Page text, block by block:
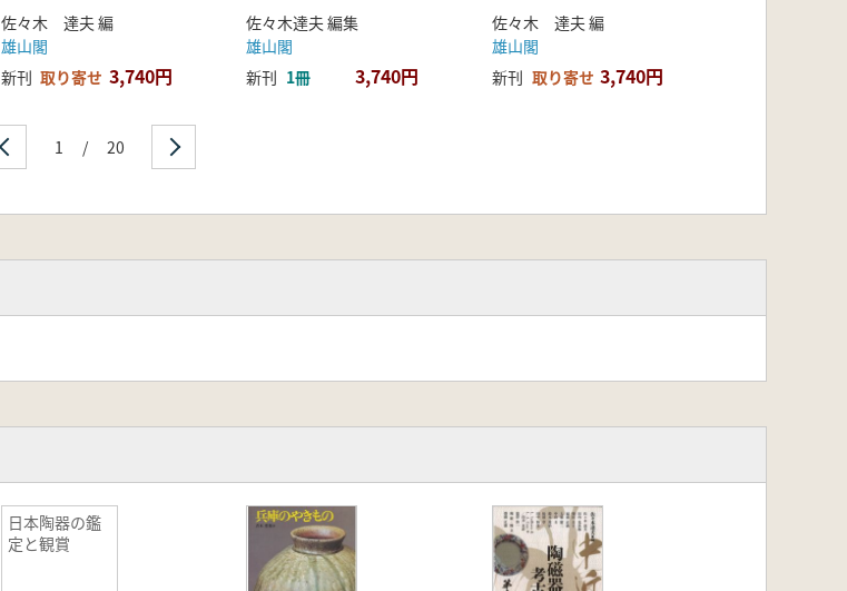
佐々木 達夫 編
雄山閣
新刊 取り寄せ 3,740円
佐々木達夫 編集
雄山閣
新刊 1冊 3,740円
佐々木 達夫 編
雄山閣
新刊 取り寄せ 3,740円
1 / 20
日本陶器の鑑
定と観賞